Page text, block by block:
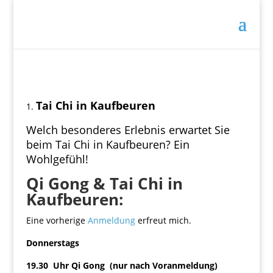
Tai Chi in Kaufbeuren
Welch besonderes Erlebnis erwartet Sie
beim Tai Chi in Kaufbeuren? Ein
Wohlgefühl!
Qi Gong & Tai Chi in
Kaufbeuren:
Eine vorherige Anmeldungerfreut mich.
Donnerstags
19.30 Uhr Qi Gong (nur nach Voranmeldung)